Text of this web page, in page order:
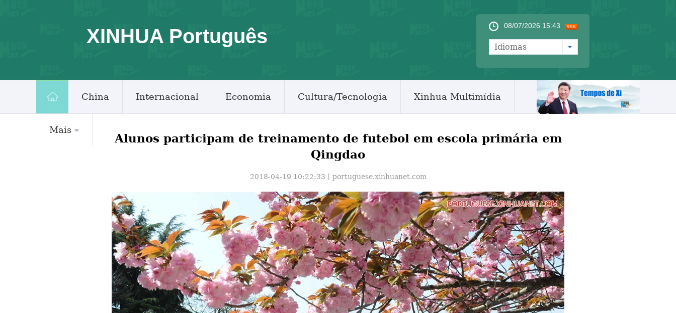
XINHUA Português 08/07/2026 15:43
Idiomas
China Internacional Economia Cultura/Tecnologia Xinhua Multimídia
Mais
Alunos participam de treinamento de futebol em escola primária em
Qingdao
2018-04-19 10:22:33丨 portuguese.xinhuanet.com